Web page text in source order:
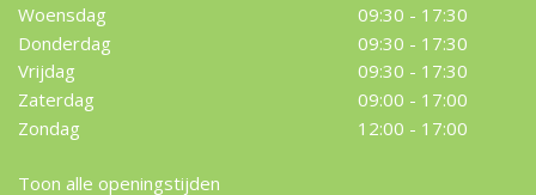
Woensdag
09:30 - 17:30
Donderdag
09:30 - 17:30
Vrijdag
09:30 - 17:30
Zaterdag
09:00 - 17:00
Zondag
12:00 - 17:00
Toon alle openingstijden